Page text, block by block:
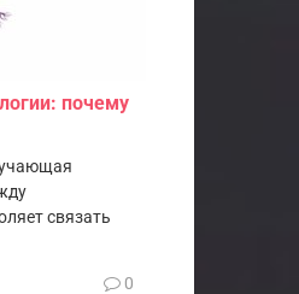
почему
связать
0